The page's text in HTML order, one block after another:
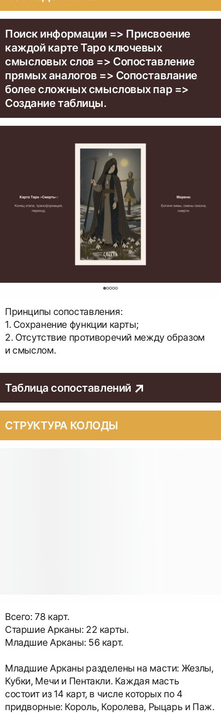
Поиск информации => Присвоение
каждой карте Таро ключевых
смысловых слов => Сопоставление
прямых аналогов => Сопоставлание
более сложных смысловых пар =>
Создание таблицы.
Принципы сопоставления:
1. Сохранение функции карты;
2. Отсутствие противоречий между образом
и смыслом.
Таблица сопоставлений
СТРУКТУРА КОЛОДЫ
Всего: 78 карт.
Старшие Арканы: 22 карты.
Младшие Арканы: 56 карт.
Младшие Арканы разделены на масти: Жезлы,
Кубки, Мечи и Пентакли. Каждая масть
состоит из 14 карт, в числе которых по 4
придворные: Король, Королева, Рыцарь и Паж.